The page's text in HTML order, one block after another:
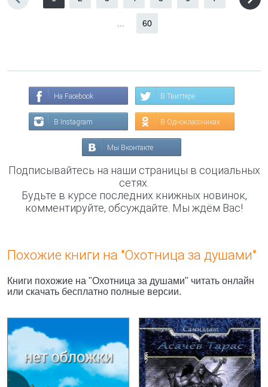
60
На Facebook В Твиттере
В Instagram В Одноклассниках
Мы Вконтакте
Подписывайтесь на наши страницы в социальных
сетях.
Будьте в курсе последних книжных новинок,
комментируйте, обсуждайте. Мы ждём Вас!
Похожие книги на "Охотница за душами"
Книги похожие на "Охотница за душами" читать онлайн
или скачать бесплатно полные версии.